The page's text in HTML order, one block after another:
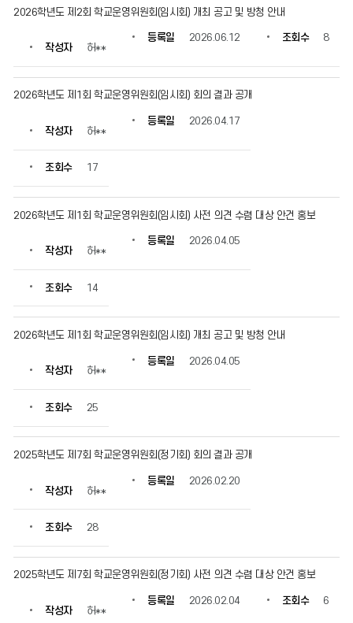
성
보
인
할
2026학년도 제2회 학교운영위원회(임시회) 개최 공고 및 방청 안내
작성자 허**
등록일 2026.06.12 조회수 8
2026학년도 제1회 학교운영위원회(임시회) 회의 결과 공개
작성자 허**
등록일 2026.04.17
조회수 17
2026학년도 제1회 학교운영위원회(임시회) 사전 의견 수렴 대상 안건 홍보
작성자 허**
등록일 2026.04.05
조회수 14
2026학년도 제1회 학교운영위원회(임시회) 개최 공고 및 방청 안내
작성자 허**
등록일 2026.04.05
조회수 25
2025학년도 제7회 학교운영위원회(정기회) 회의 결과 공개
작성자 허**
등록일 2026.02.20
조회수 28
2025학년도 제7회 학교운영위원회(정기회) 사전 의견 수렴 대상 안건 홍보
작성자 허**
등록일 2026.02.04 조회수 6